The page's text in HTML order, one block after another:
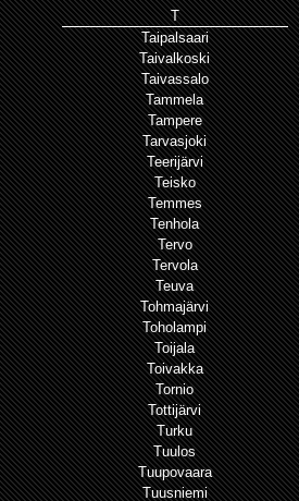
T
Taipalsaari
Taivalkoski
Taivassalo
Tammela
Tampere
Tarvasjoki
Teerijärvi
Teisko
Temmes
Tenhola
Tervo
Tervola
Teuva
Tohmajärvi
Toholampi
Toijala
Toivakka
Tornio
Tottijärvi
Turku
Tuulos
Tuupovaara
Tuusniemi